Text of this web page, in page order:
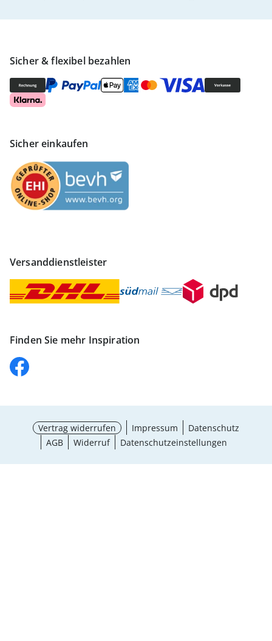
Sicher & flexibel bezahlen
Sicher einkaufen
Versanddienstleister
Finden Sie mehr Inspiration
Vertrag widerrufen Impressum
Datenschutz
AGB
Widerruf Datenschutzeinstellungen